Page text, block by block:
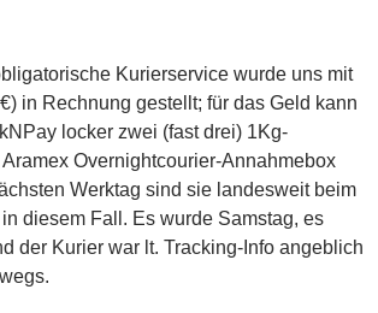
Kurierservice wurde uns mit
in Rechnung gestellt; für das Geld kann
locker zwei (fast drei) 1Kg-
Overnightcourier-Annahmebox
Werktag sind sie landesweit beim
diesem Fall. Es wurde Samstag, es
der Kurier war lt. Tracking-Info angeblich